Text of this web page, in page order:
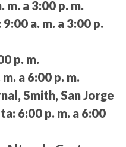
m. a 3:00 p. m.
9:00 a. m. a 3:00 p.
p. m.
a 6:00 p. m.
Smith, San Jorge
6:00 p. m. a 6:00